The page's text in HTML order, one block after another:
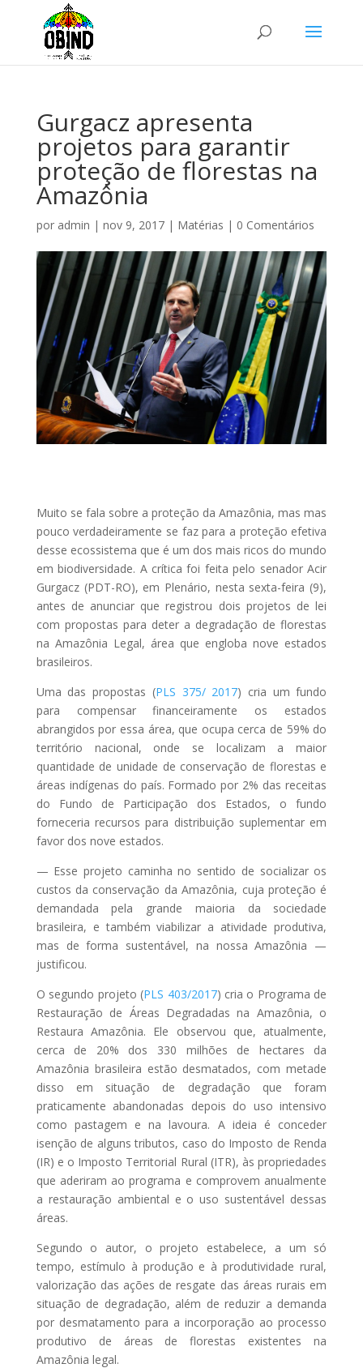
Gurgacz apresenta
projetos para garantir
proteção de florestas na
Amazônia
por admin | nov 9, 2017| Matérias | 0 Comentários
Muito se fala sobre a proteção da Amazônia, mas mas
pouco verdadeiramente se faz para a proteção efetiva
desse ecossistema que é um dos mais ricos do mundo
em biodiversidade. A crítica foi feita pelo senador Acir
Gurgacz (PDT-RO), em Plenário, nesta sexta-feira (9),
antes de anunciar que registrou dois projetos de lei
com propostas para deter a degradação de florestas
na Amazônia Legal, área que engloba nove estados
brasileiros.
Uma das propostas (PLS 375/ 2017) cria um fundo
para compensar financeiramente os estados
abrangidos por essa área, que ocupa cerca de 59% do
território nacional, onde se localizam a maior
quantidade de unidade de conservação de florestas e
áreas indígenas do país. Formado por 2% das receitas
do Fundo de Participação dos Estados, o fundo
forneceria recursos para distribuição suplementar em
favor dos nove estados.
— Esse projeto caminha no sentido de socializar os
custos da conservação da Amazônia, cuja proteção é
demandada pela grande maioria da sociedade
brasileira, e também viabilizar a atividade produtiva,
mas de forma sustentável, na nossa Amazônia —
justificou.
O segundo projeto (PLS 403/2017) cria o Programa de
Restauração de Áreas Degradadas na Amazônia, o
Restaura Amazônia. Ele observou que, atualmente,
cerca de 20% dos 330 milhões de hectares da
Amazônia brasileira estão desmatados, com metade
disso em situação de degradação que foram
praticamente abandonadas depois do uso intensivo
como pastagem e na lavoura. A ideia é conceder
isenção de alguns tributos, caso do Imposto de Renda
(IR) e o Imposto Territorial Rural (ITR), às propriedades
que aderiram ao programa e comprovem anualmente
a restauração ambiental e o uso sustentável dessas
áreas.
Segundo o autor, o projeto estabelece, a um só
tempo, estímulo à produção e à produtividade rural,
valorização das ações de resgate das áreas rurais em
situação de degradação, além de reduzir a demanda
por desmatamento para a incorporação ao processo
produtivo de áreas de florestas existentes na
Amazônia legal.